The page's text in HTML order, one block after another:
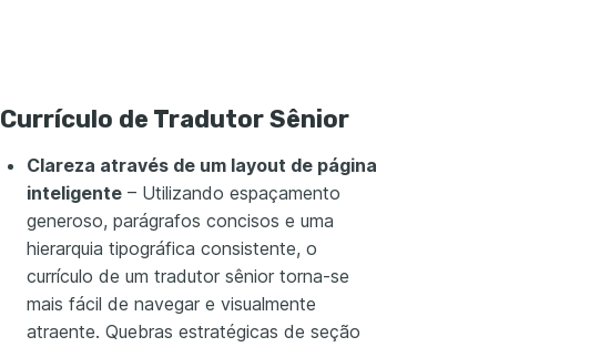
Currículo de Tradutor Sênior
Clareza através de um layout de página
inteligente – Utilizando espaçamento
generoso, parágrafos concisos e uma
hierarquia tipográfica consistente, o
currículo de um tradutor sênior torna-se
mais fácil de navegar e visualmente
atraente. Quebras estratégicas de seção